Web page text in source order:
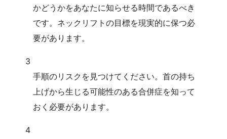
かどうかをあなたに知らせる時間であるべき
です。ネックリフトの目標を現実的に保つ必
要があります。
3
手順のリスクを見つけてください。首の持ち
上げから生じる可能性のある合併症を知って
おく必要があります。
4